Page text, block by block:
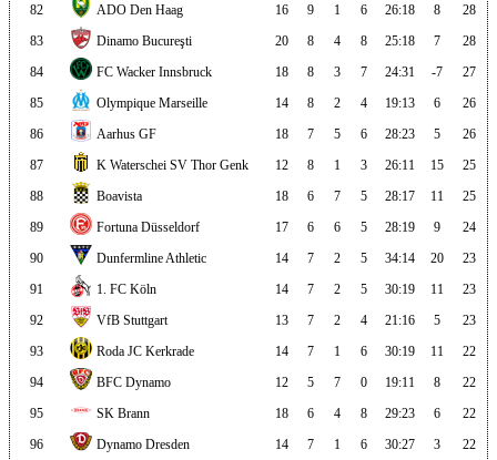
82
ADO Den Haag 16 9 1 6 26:18 8
28
83
Dinamo Bucureşti 20 8 4 8 25:18 7
28
84
FC Wacker Innsbruck 18 8 3 7 24:31 -7
27
85
Olympique Marseille 14 8 2 4 19:13 6
26
86
Aarhus GF 18 7 5 6 28:23 5
26
87
K Waterschei SV Thor Genk 12 8 1 3 26:11 15
25
88
Boavista 18 6 7 5 28:17 11
25
89
Fortuna Düsseldorf 17 6 6 5 28:19 9
24
90
Dunfermline Athletic 14 7 2 5 34:14 20
23
91
1. FC Köln 14 7 2 5 30:19 11
23
92
VfB Stuttgart 13 7 2 4 21:16 5
23
93
Roda JC Kerkrade 14 7 1 6 30:19 11
22
94
BFC Dynamo 12 5 7 0 19:11 8
22
95
SK Brann 18 6 4 8 29:23 6
22
96
Dynamo Dresden 14 7 1 6 30:27 3
22